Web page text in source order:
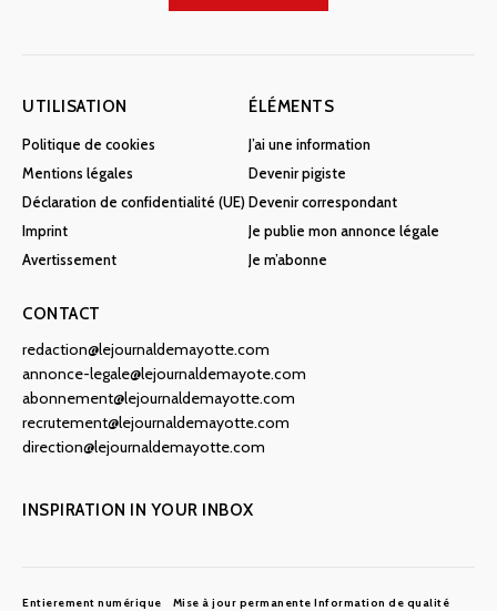
UTILISATION
Politique de cookies
Mentions légales
Déclaration de confidentialité (UE)
Imprint
Avertissement
ÉLÉMENTS
J’ai une information
Devenir pigiste
Devenir correspondant
Je publie mon annonce légale
Je m’abonne
CONTACT
redaction@lejournaldemayotte.com
annonce-legale@lejournaldemayote.com
abonnement@lejournaldemayotte.com
recrutement@lejournaldemayotte.com
direction@lejournaldemayotte.com
INSPIRATION IN YOUR INBOX
Entierement numérique Mise à jour permanente Information de qualité